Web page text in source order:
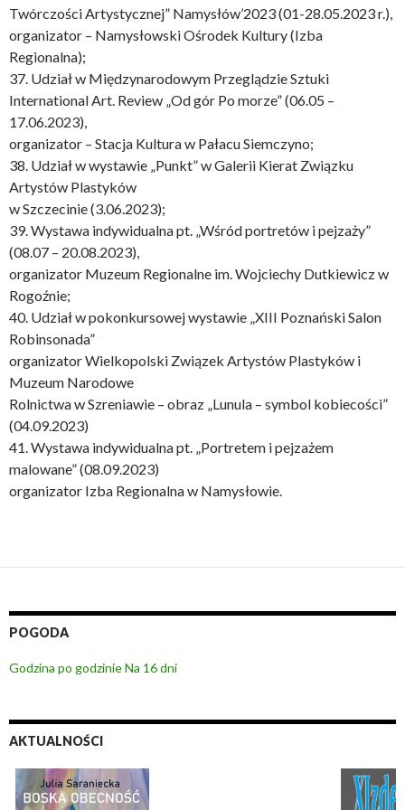
Twórczości Artystycznej” Namysłów’2023 (01-28.05.2023 r.),
organizator – Namysłowski Ośrodek Kultury (Izba
Regionalna);
37. Udział w Międzynarodowym Przeglądzie Sztuki
International Art. Review „Od gór Po morze” (06.05 –
17.06.2023),
organizator – Stacja Kultura w Pałacu Siemczyno;
38. Udział w wystawie „Punkt” w Galerii Kierat Związku
Artystów Plastyków
w Szczecinie (3.06.2023);
39. Wystawa indywidualna pt. „Wśród portretów i pejzaży”
(08.07 – 20.08.2023),
organizator Muzeum Regionalne im. Wojciechy Dutkiewicz w
Rogoźnie;
40. Udział w pokonkursowej wystawie „XIII Poznański Salon
Robinsonada”
organizator Wielkopolski Związek Artystów Plastyków i
Muzeum Narodowe
Rolnictwa w Szreniawie – obraz „Lunula – symbol kobiecości”
(04.09.2023)
41. Wystawa indywidualna pt. „Portretem i pejzażem
malowane” (08.09.2023)
organizator Izba Regionalna w Namysłowie.
POGODA
Godzina po godzinieNa 16 dni
AKTUALNOŚCI